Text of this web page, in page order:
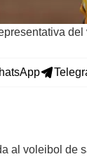
al voleibol de